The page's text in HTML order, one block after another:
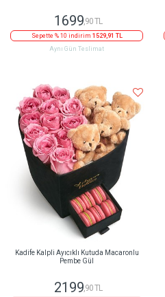
1699,90 TL
Sepette % 10 indirim 1529,91 TL
Aynı Gün Teslimat
Kadife Kalpli Ayıcıklı Kutuda Macaronlu
Pembe Gül
2199,90 TL